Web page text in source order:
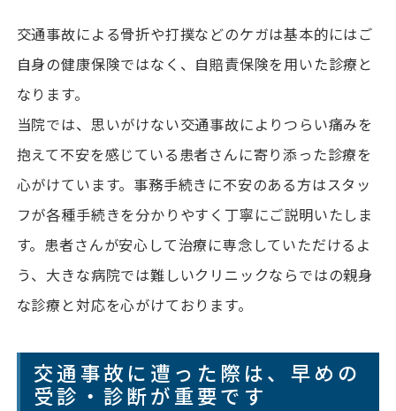
交通事故による骨折や打撲などのケガは基本的にはご
自身の健康保険ではなく、自賠責保険を用いた診療と
なります。
当院では、思いがけない交通事故によりつらい痛みを
抱えて不安を感じている患者さんに寄り添った診療を
心がけています。事務手続きに不安のある方はスタッ
フが各種手続きを分かりやすく丁寧にご説明いたしま
す。患者さんが安心して治療に専念していただけるよ
う、大きな病院では難しいクリニックならではの親身
な診療と対応を心がけております。
交通事故に遭った際は、早めの
受診・診断が重要です